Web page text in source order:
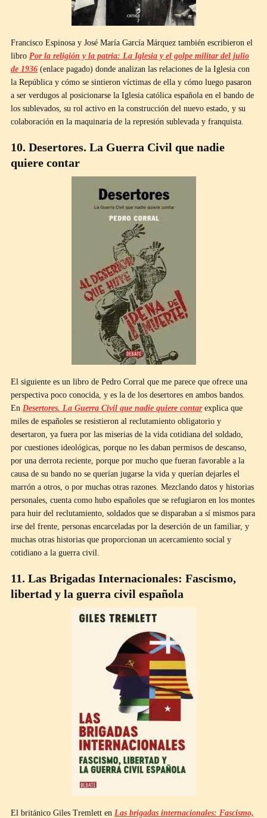
Francisco Espinosa y José María García Márquez también escribieron el
libro Por la religión y la patria: La Iglesia y el golpe militar del julio
de 1936 (enlace pagado) donde analizan las relaciones de la Iglesia con
la República y cómo se sintieron víctimas de ella y cómo luego pasaron
a ser verdugos al posicionarse la Iglesia católica española en el bando de
los sublevados, su rol activo en la construcción del nuevo estado, y su
colaboración en la maquinaria de la represión sublevada y franquista.
10. Desertores. La Guerra Civil que nadie
quiere contar
El siguiente es un libro de Pedro Corral que me parece que ofrece una
perspectiva poco conocida, y es la de los desertores en ambos bandos.
En Desertores. La Guerra Civil que nadie quiere contarexplica que
miles de españoles se resistieron al reclutamiento obligatorio y
desertaron, ya fuera por las miserias de la vida cotidiana del soldado,
por cuestiones ideológicas, porque no les daban permisos de descanso,
por una derrota reciente, porque por mucho que fueran favorable a la
causa de su bando no se querían jugarse la vida y querían dejarles el
marrón a otros, o por muchas otras razones. Mezclando datos y historias
personales, cuenta como hubo españoles que se refugiaron en los montes
para huir del reclutamiento, soldados que se disparaban a sí mismos para
irse del frente, personas encarceladas por la deserción de un familiar, y
muchas otras historias que proporcionan un acercamiento social y
cotidiano a la guerra civil.
11. Las Brigadas Internacionales: Fascismo,
libertad y la guerra civil española
El británico Giles Tremlett en Las brigadas internacionales: Fascismo,